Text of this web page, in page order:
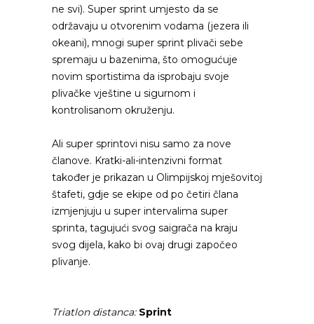
ne svi). Super sprint umjesto da se
održavaju u otvorenim vodama (jezera ili
okeani), mnogi super sprint plivači sebe
spremaju u bazenima, što omogućuje
novim sportistima da isprobaju svoje
plivačke vještine u sigurnom i
kontrolisanom okruženju.
Ali super sprintovi nisu samo za nove
članove. Kratki-ali-intenzivni format
također je prikazan u Olimpijskoj mješovitoj
štafeti, gdje se ekipe od po četiri člana
izmjenjuju u super intervalima super
sprinta, tagujući svog saigrača na kraju
svog dijela, kako bi ovaj drugi započeo
plivanje.
Triatlon distanca: Sprint